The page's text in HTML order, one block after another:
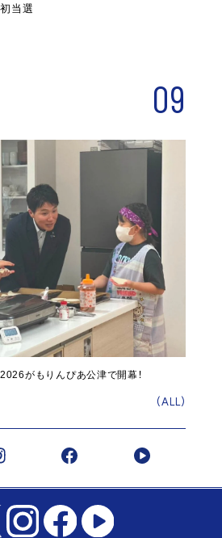
当選
09
がもりんぴあ公津で開幕！
(ALL)